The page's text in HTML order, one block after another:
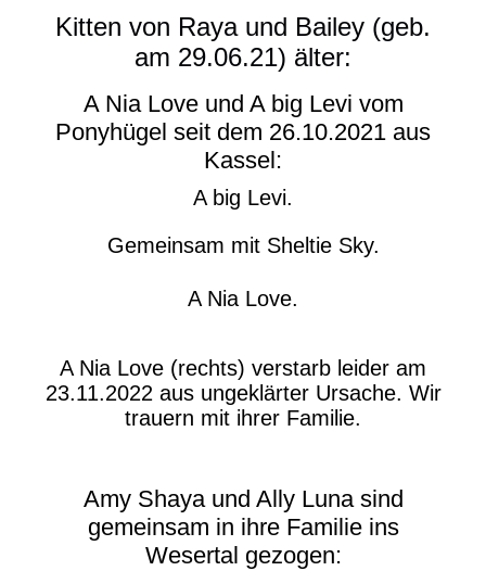
Kitten von Raya und Bailey (geb.
am 29.06.21) älter:
A Nia Love und A big Levi vom
Ponyhügel seit dem 26.10.2021 aus
Kassel:
A big Levi.
Gemeinsam mit Sheltie Sky.
A Nia Love.
A Nia Love (rechts) verstarb leider am
23.11.2022 aus ungeklärter Ursache. Wir
trauern mit ihrer Familie.
Amy Shaya und Ally Luna sind
gemeinsam in ihre Familie ins
Wesertal gezogen: